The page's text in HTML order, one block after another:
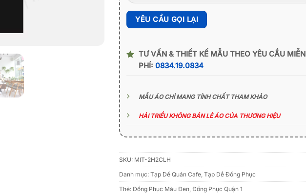
TƯ VẤN & THIẾT KẾ MẪU THEO YÊU CẦU MIỄN
PHÍ: 0834.19.0834
MẪU ÁO CHỈ MANG TÍNH CHẤT THAM KHẢO
HẢI TRIỀU KHÔNG BÁN LẺ ÁO CỦA THƯƠNG HIỆU
SKU: MIT-2H2CLH
Danh mục: Tạp Dề Quán Cafe Tạp Dề Đồng Phục
Thẻ: Đồng Phục Màu Đen Đồng Phục Quận 1